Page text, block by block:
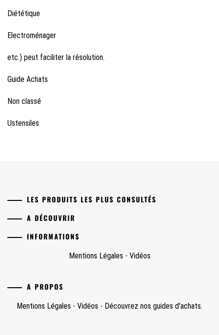
Diététique
Electroménager
etc.) peut faciliter la résolution.
Guide Achats
Non classé
Ustensiles
LES PRODUITS LES PLUS CONSULTÉS
A DÉCOUVRIR
INFORMATIONS
Mentions Légales - Vidéos
A PROPOS
Mentions Légales - Vidéos - Découvrez nos guides d'achats.